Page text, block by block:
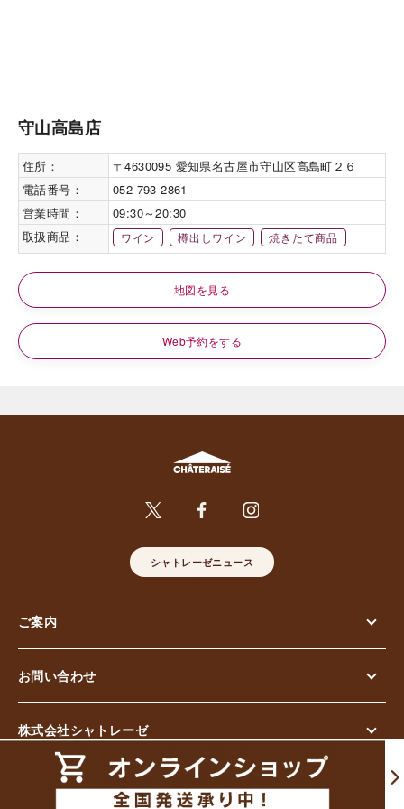
守山高島店
住所：
〒4630095 愛知県名古屋市守山区高島町２６
電話番号：
052-793-2861
営業時間：
09:30～20:30
取扱商品：
ワイン 樽出しワイン 焼きたて商品
地図を見る
Web予約をする
シャトレーゼニュース
ご案内
お問い合わせ
株式会社シャトレーゼ
© Chateraise Co.,Ltd. All Rights Reserved.